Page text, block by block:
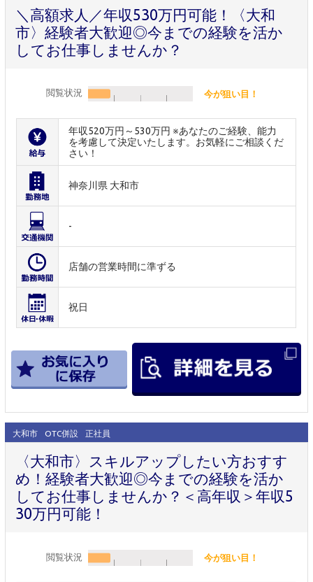
＼高額求人／年収530万円可能！〈大和
市〉経験者大歓迎◎今までの経験を活か
してお仕事しませんか？
閲覧状況 今が狙い目！
年収520万円～530万円 ※あなたのご経験、能力
を考慮して決定いたします。お気軽にご相談くだ
さい！
神奈川県 大和市
-
店舗の営業時間に準ずる
祝日
大和市 OTC併設 正社員
〈大和市〉スキルアップしたい方おすす
め！経験者大歓迎◎今までの経験を活か
してお仕事しませんか？＜高年収＞年収5
30万円可能！
閲覧状況 今が狙い目！